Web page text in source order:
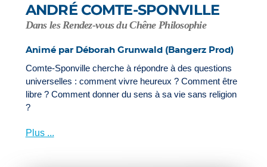
ANDRÉ COMTE-SPONVILLE
Dans les Rendez-vous du Chêne Philosophie
Animé par Déborah Grunwald (Bangerz Prod)
Comte-Sponville cherche à répondre à des questions
universelles : comment vivre heureux ? Comment être
libre ? Comment donner du sens à sa vie sans religion
?
Plus ...